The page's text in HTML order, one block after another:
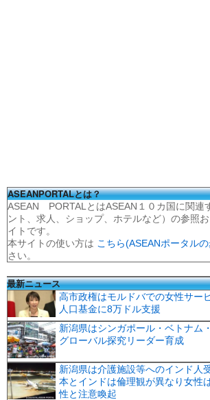
ASEANPORTALとは？
ASEAN PORTALとはASEAN１０カ国に関連
ント、求人、ショップ、ホテルなど）の参照
イトです。
本サイトの使い方は こちら(ASEANポータル
さい。
最新ニュース
高市政権はモルドバでの女性サー
人口基金に8万ドル支援
新潟県はシンガポール・ベトナム
グローバル探究リーダー育成
新潟県は介護施設等へのインド人
本とインドは倫理観が異なり女性
性と注意喚起